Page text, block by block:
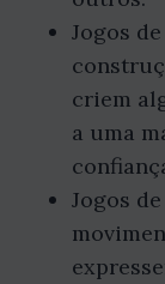
Jogos
criem
a uma
Jogos